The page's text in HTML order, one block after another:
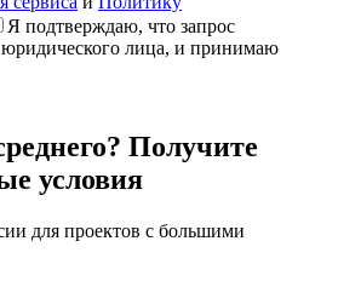
Я подтверждаю, что запрос
юридического лица, и принимаю
Получите
условия
для проектов с большими